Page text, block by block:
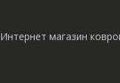
Интернет магазин